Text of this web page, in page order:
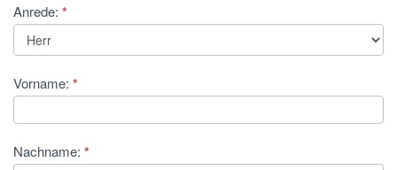
Kontaktformular
Anrede: *
Vorname: *
Nachname: *